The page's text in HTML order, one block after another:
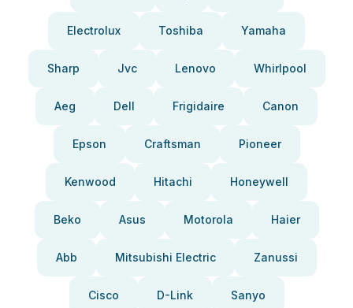
Electrolux Toshiba Yamaha
Sharp Jvc Lenovo Whirlpool
Aeg Dell Frigidaire Canon
Epson Craftsman Pioneer
Kenwood Hitachi Honeywell
Beko Asus Motorola Haier
Abb Mitsubishi Electric Zanussi
Cisco D-Link Sanyo